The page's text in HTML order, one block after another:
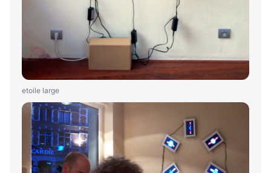
etoile large